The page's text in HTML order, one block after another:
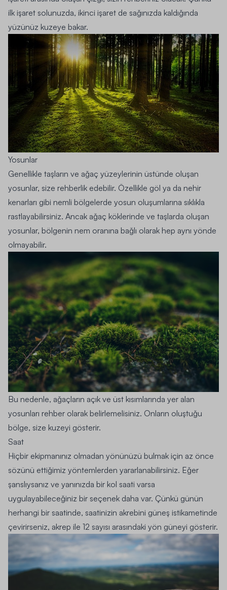
ilk işaret solunuzda, ikinci işaret de sağınızda kaldığında
yüzünüz kuzeye bakar.
Yosunlar
Genellikle taşların ve ağaç yüzeylerinin üstünde oluşan
yosunlar, size rehberlik edebilir. Özellikle göl ya da nehir
kenarları gibi nemli bölgelerde yosun oluşumlarına sıklıkla
rastlayabilirsiniz. Ancak ağaç köklerinde ve taşlarda oluşan
yosunlar, bölgenin nem oranına bağlı olarak hep aynı yönde
olmayabilir.
Bu nedenle, ağaçların açık ve üst kısımlarında yer alan
yosunları rehber olarak belirlemelisiniz. Onların oluştuğu
bölge, size kuzeyi gösterir.
Saat
Hiçbir ekipmanınız olmadan yönünüzü bulmak için az önce
sözünü ettiğimiz yöntemlerden yararlanabilirsiniz. Eğer
şanslıysanız ve yanınızda bir kol saati varsa
uygulayabileceğiniz bir seçenek daha var. Çünkü günün
herhangi bir saatinde, saatinizin akrebini güneş istikametinde
çevirirseniz, akrep ile 12 sayısı arasındaki yön güneyi gösterir.